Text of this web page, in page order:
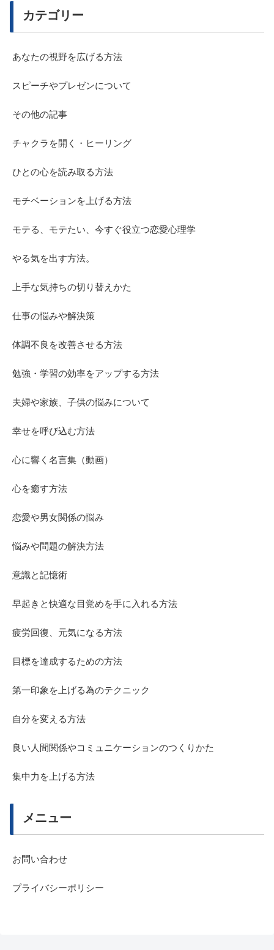
カテゴリー
あなたの視野を広げる方法
スピーチやプレゼンについて
その他の記事
チャクラを開く・ヒーリング
ひとの心を読み取る方法
モチベーションを上げる方法
モテる、モテたい、今すぐ役立つ恋愛心理学
やる気を出す方法。
上手な気持ちの切り替えかた
仕事の悩みや解決策
体調不良を改善させる方法
勉強・学習の効率をアップする方法
夫婦や家族、子供の悩みについて
幸せを呼び込む方法
心に響く名言集（動画）
心を癒す方法
恋愛や男女関係の悩み
悩みや問題の解決方法
意識と記憶術
早起きと快適な目覚めを手に入れる方法
疲労回復、元気になる方法
目標を達成するための方法
第一印象を上げる為のテクニック
自分を変える方法
良い人間関係やコミュニケーションのつくりかた
集中力を上げる方法
メニュー
お問い合わせ
プライバシーポリシー